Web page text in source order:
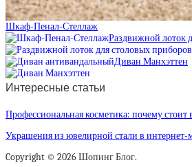
Шкаф-Пенал-Стеллаж
Раздвижной лоток
Диван Манхэттен
Интересные статьи
Профессиональная косметика: почему стоит
Украшения из ювелирной стали в
Copyright © 2026 Шопинг Блог.